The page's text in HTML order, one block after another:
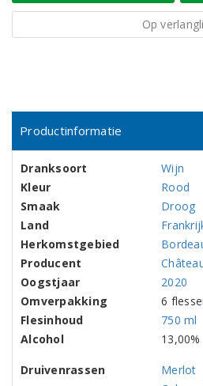
Op
Productinformatie
Dranksoort
Wijn
Kleur
Rood
Smaak
Droog
Land
Herkomstgebied
Producent
Oogstjaar
2020
Omverpakking
6
Flesinhoud
750 ml
Alcohol
13,00%
Druivenrassen
Merlot